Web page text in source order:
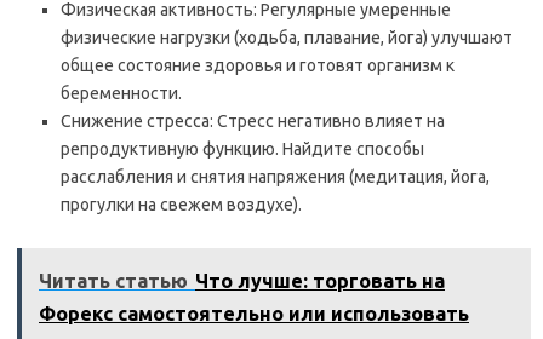
Физическая активность: Регулярные умеренные
физические нагрузки (ходьба, плавание, йога) улучшают
общее состояние здоровья и готовят организм к
беременности.
Снижение стресса: Стресс негативно влияет на
репродуктивную функцию. Найдите способы
расслабления и снятия напряжения (медитация, йога,
прогулки на свежем воздухе).
Читать статью Что лучше: торговать на
Форекс самостоятельно или использовать